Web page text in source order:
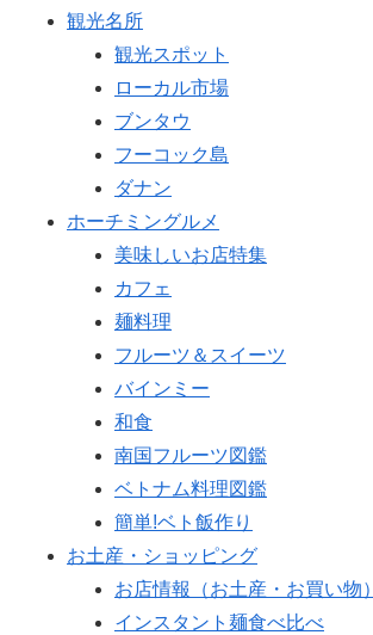
観光名所
観光スポット
ローカル市場
ブンタウ
フーコック島
ダナン
ホーチミングルメ
美味しいお店特集
カフェ
麺料理
フルーツ＆スイーツ
バインミー
和食
南国フルーツ図鑑
ベトナム料理図鑑
簡単!ベト飯作り
お土産・ショッピング
お店情報（お土産・お買い物）
インスタント麺食べ比べ